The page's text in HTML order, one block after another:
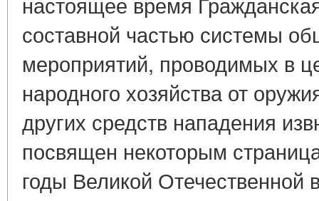
составной частью системы
мероприятий, проводимых в
народного хозяйства от
других средств нападения
посвящен некоторым
годы Великой Отечественной